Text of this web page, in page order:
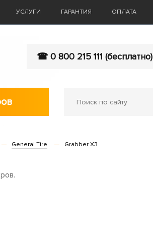
УСЛУГИ ГАРАНТИЯ ОПЛАТА
☎ 0 800 215 111 (бесплатно)
General Tire Grabber X3